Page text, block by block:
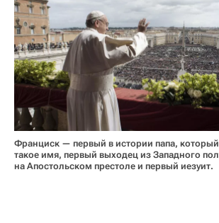
Франциск — первый в истории папа, который
такое имя, первый выходец из Западного
на Апостольском престоле и первый иезуит.